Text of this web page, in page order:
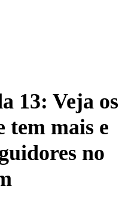
13: Veja os
tem mais e
no